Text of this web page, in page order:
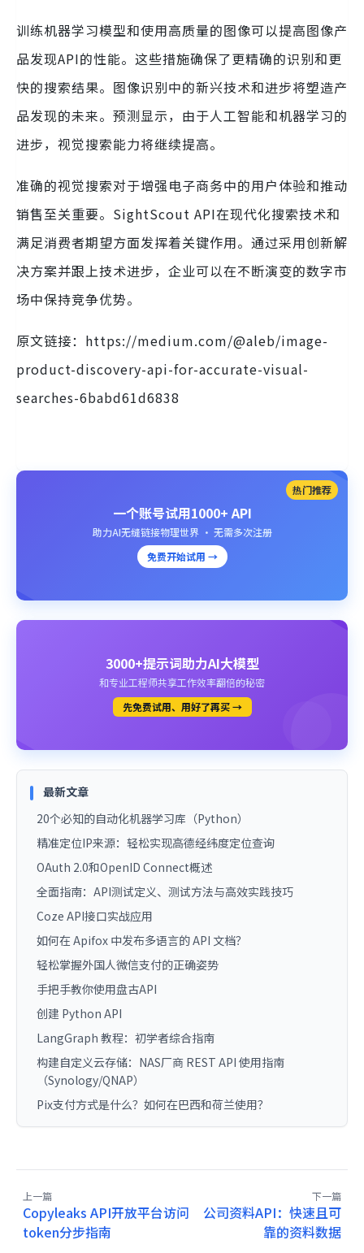
训练机器学习模型和使用高质量的图像可以提高图像产
品发现API的性能。这些措施确保了更精确的识别和更
快的搜索结果。图像识别中的新兴技术和进步将塑造产
品发现的未来。预测显示，由于人工智能和机器学习的
进步，视觉搜索能力将继续提高。
准确的视觉搜索对于增强电子商务中的用户体验和推动
销售至关重要。SightScout API在现代化搜索技术和
满足消费者期望方面发挥着关键作用。通过采用创新解
决方案并跟上技术进步，企业可以在不断演变的数字市
场中保持竞争优势。
原文链接：https://medium.com/@aleb/image-
product-discovery-api-for-accurate-visual-
searches-6babd61d6838
热门推荐
一个账号试用1000+ API
助力AI无缝链接物理世界 · 无需多次注册
免费开始试用 →
3000+提示词助力AI大模型
和专业工程师共享工作效率翻倍的秘密
先免费试用、用好了再买 →
最新文章
20个必知的自动化机器学习库（Python）
精准定位IP来源：轻松实现高德经纬度定位查询
OAuth 2.0和OpenID Connect概述
全面指南：API测试定义、测试方法与高效实践技巧
Coze API接口实战应用
如何在 Apifox 中发布多语言的 API 文档？
轻松掌握外国人微信支付的正确姿势
手把手教你使用盘古API
创建 Python API
LangGraph 教程：初学者综合指南
构建自定义云存储：NAS厂商 REST API 使用指南
（Synology/QNAP）
Pix支付方式是什么？如何在巴西和荷兰使用？
上一篇
Copyleaks API开放平台访问
token分步指南
下一篇
公司资料API：快速且可
靠的资料数据